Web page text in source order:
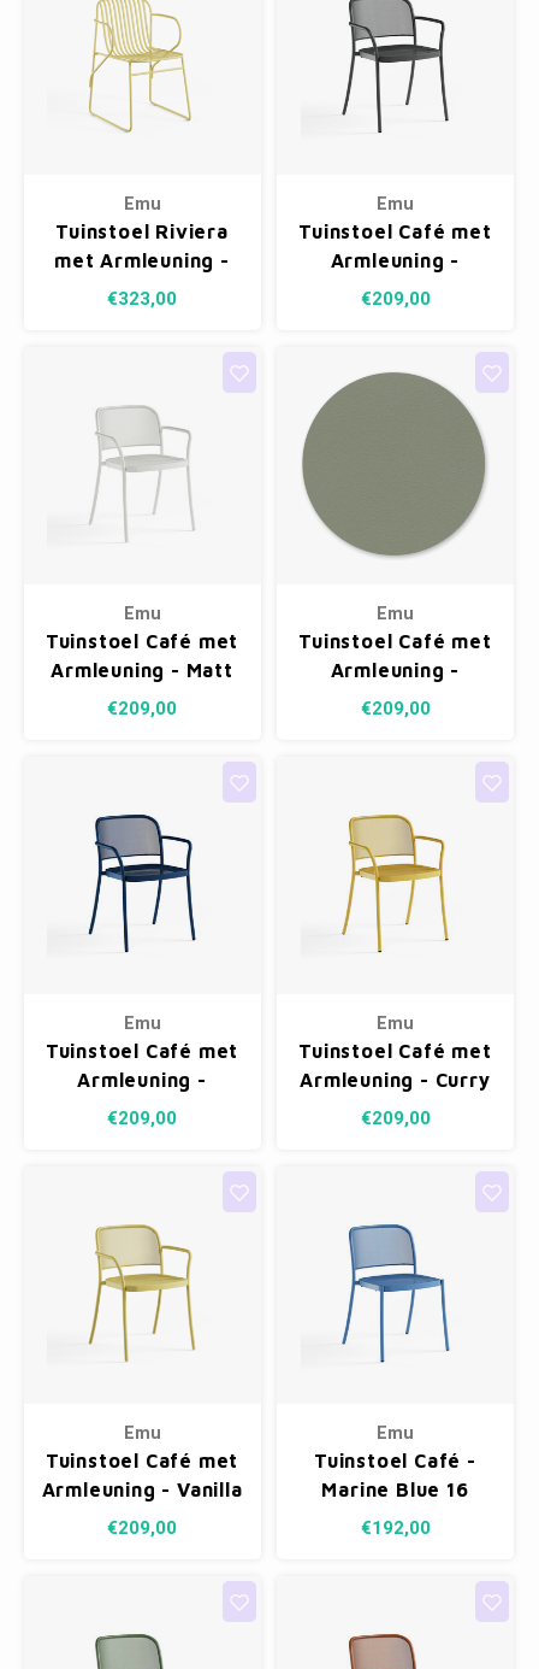
Emu
Tuinstoel Riviera
met Armleuning -
Vanilla Yellow 83
€323,00
Emu
Tuinstoel Café met
Armleuning -
Antique Iron 22
€209,00
Emu
Tuinstoel Café met
Armleuning - Matt
White 23
€209,00
Emu
Tuinstoel Café met
Armleuning -
Grey/Green 37
€209,00
Emu
Tuinstoel Café met
Armleuning -
Sapphire Blue 43
€209,00
Emu
Tuinstoel Café met
Armleuning - Curry
Yellow 62
€209,00
Emu
Tuinstoel Café met
Armleuning - Vanilla
Yellow 83
€209,00
Emu
Tuinstoel Café -
Marine Blue 16
€192,00